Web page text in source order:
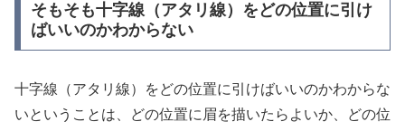
そもそも十字線（アタリ線）をどの位置に引け
ばいいのかわからない
十字線（アタリ線）をどの位置に引けばいいのかわからな
いということは、どの位置に眉を描いたらよいか、どの位